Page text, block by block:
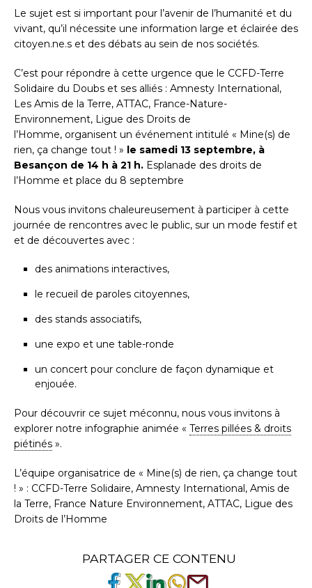
Le sujet est si important pour l’avenir de l’humanité et du
vivant, qu’il nécessite une information large et éclairée des
citoyen.ne.s et des débats au sein de nos sociétés.
C’est pour répondre à cette urgence que le CCFD-Terre
Solidaire du Doubs et ses alliés : Amnesty International,
Les Amis de la Terre, ATTAC, France-Nature-
Environnement, Ligue des Droits de
l’Homme, organisent un événement intitulé « Mine(s) de
rien, ça change tout ! » le samedi 13 septembre, à
Besançon de 14 h à 21 h. Esplanade des droits de
l’Homme et place du 8 septembre
Nous vous invitons chaleureusement à participer à cette
journée de rencontres avec le public, sur un mode festif et
et de découvertes avec :
des animations interactives,
le recueil de paroles citoyennes,
des stands associatifs,
une expo et une table-ronde
un concert pour conclure de façon dynamique et
enjouée.
Pour découvrir ce sujet méconnu, nous vous invitons à
explorer notre infographie animée « Terres pillées & droits
piétinés ».
L’équipe organisatrice de « Mine(s) de rien, ça change tout
! » : CCFD-Terre Solidaire, Amnesty International, Amis de
la Terre, France Nature Environnement, ATTAC, Ligue des
Droits de l’Homme
PARTAGER CE CONTENU